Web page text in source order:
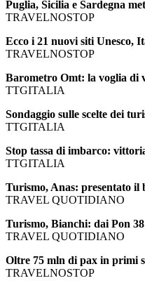
Puglia, Sicilia e Sardegna
TRAVELNOSTOP
Ecco i 21 nuovi siti Unesco,
TRAVELNOSTOP
Barometro Omt: la voglia di
TTGITALIA
Sondaggio sulle scelte dei
TTGITALIA
Stop tassa di imbarco:
TTGITALIA
Turismo, Anas: presentato il
TRAVEL QUOTIDIANO
Turismo, Bianchi: dai Pon
TRAVEL QUOTIDIANO
Oltre 75 mln di pax in primi
TRAVELNOSTOP